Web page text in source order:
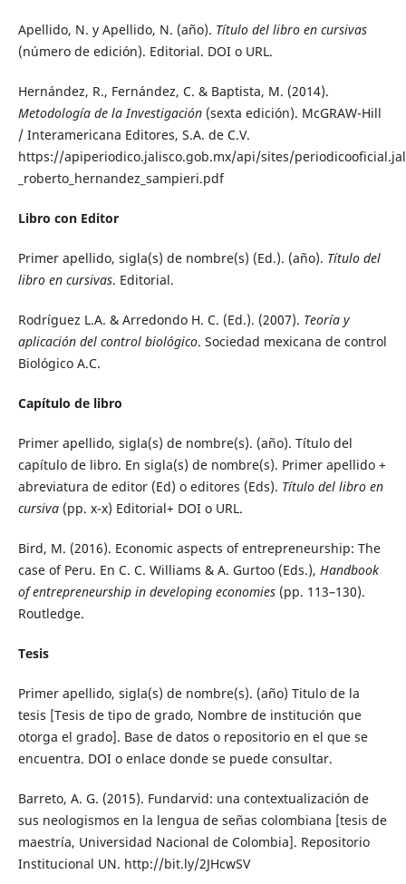
Apellido, N. y Apellido, N. (año). Título del libro en cursivas
(número de edición). Editorial. DOI o URL.
Hernández, R., Fernández, C. & Baptista, M. (2014).
Metodología de la Investigación(sexta edición). McGRAW-Hill
/ Interamericana Editores, S.A. de C.V.
https://apiperiodico.jalisco.gob.mx/api/sites/
_roberto_hernandez_sampieri.pdf
Libro con Editor
Primer apellido, sigla(s) de nombre(s) (Ed.). (año). Título del
libro en cursivas. Editorial.
Rodríguez L.A. & Arredondo H. C. (Ed.). (2007). Teoría y
aplicación del control biológico. Sociedad mexicana de control
Biológico A.C.
Capítulo de libro
Primer apellido, sigla(s) de nombre(s). (año). Título del
capítulo de libro. En sigla(s) de nombre(s). Primer apellido +
abreviatura de editor (Ed) o editores (Eds). Título del libro en
cursiva(pp. x-x) Editorial+ DOI o URL.
Bird, M. (2016). Economic aspects of entrepreneurship: The
case of Peru. En C. C. Williams & A. Gurtoo (Eds.), Handbook
of entrepreneurship in developing economies(pp. 113–130).
Routledge.
Tesis
Primer apellido, sigla(s) de nombre(s). (año) Titulo de la
tesis [Tesis de tipo de grado, Nombre de institución que
otorga el grado]. Base de datos o repositorio en el que se
encuentra. DOI o enlace donde se puede consultar.
Barreto, A. G. (2015). Fundarvid: una contextualización de
sus neologismos en la lengua de señas colombiana [tesis de
maestría, Universidad Nacional de Colombia]. Repositorio
Institucional UN. http://bit.ly/2JHcwSV